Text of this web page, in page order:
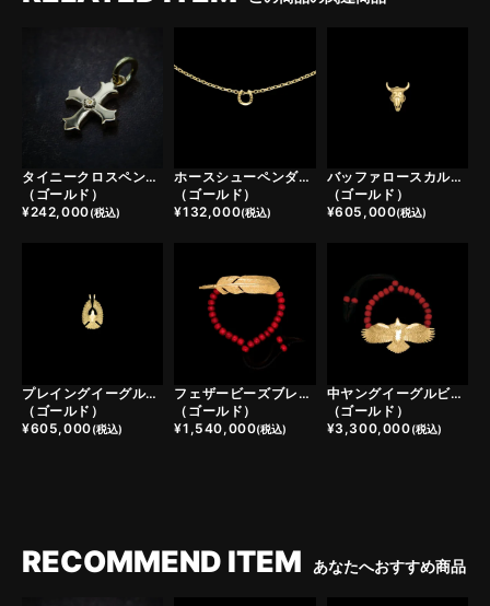
タイニークロスペンダントトップ
（ゴールド）
¥242,000(税込)
ホースシューペンダントトップ
（ゴールド）
¥132,000(税込)
バッファロースカルフェザーヘッド
（ゴールド）
¥605,000(税込)
プレイングイーグルフェザーヘッド
（ゴールド）
¥605,000(税込)
フェザービーズブレスレット
（ゴールド）
¥1,540,000(税込)
中ヤングイーグルビーズブレスレット
（ゴールド）
¥3,300,000(税込)
RECOMMEND ITEM あなたへおすすめ商品